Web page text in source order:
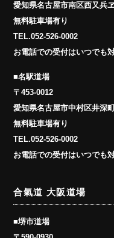
愛知県名古屋市南区西又兵
無料駐車場有り
TEL.052-526-0002
お電話での受付はいつでも
■名駅道場
〒453-0012
愛知県名古屋市中村区井深
無料駐車場有り
TEL.052-526-0002
お電話での受付はいつでも
合氣道 大阪道場
■堺市道場